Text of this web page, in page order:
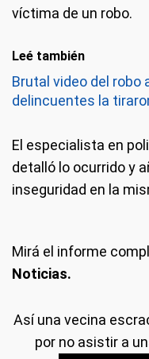
víctima de un robo.
Leé también
Brutal video del robo
delincuentes la
El especialista en
detalló lo ocurrido y
inseguridad en la
Mirá el informe
Noticias.
Así una vecina
por no asistir a